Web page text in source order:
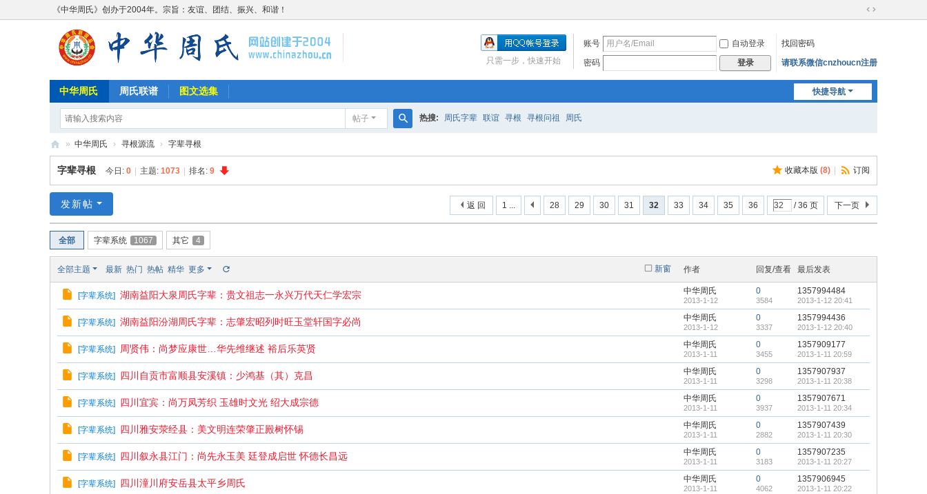
《中华周氏》创办于2004年。宗旨：友谊、团结、振兴、和谐！
切
宽
账号 自动登录
找回密码
密码
登录 请联系微信cnzhoucn注册
只需一步，快速开始
快捷导航
中华周氏 周氏联谱 图文选集
帖子
索
热搜: 周氏字辈 联谊 寻根 寻根问祖 周氏
《
中
周
氏
》
w
in
cn
» 中华周氏 › 寻根源流 › 字辈寻根
收藏本版 (8) 订阅
字辈寻根 今日: 0 主题: 1073 排名: 9
1 ... 28 29 30 31 32 33 34 35 36 / 36 页 下一页
返 回
发新帖
全部 字辈系统 1067 其它 4
新窗
全部主题 最新 热门 热帖 精华 更多 作者 回复/查看 最后发表
[字辈系统] 湖南益阳大泉周氏字辈：贵文祖志一永兴万代天仁学宏宗 中华周氏
2013-1-12
0
3584
1357994484
2013-1-12 20:41
[字辈系统] 湖南益阳汾湖周氏字辈：志肇宏昭列时旺玉堂轩国字必尚 中华周氏
2013-1-12
0
3337
1357994436
2013-1-12 20:40
[字辈系统] 周贤伟：尚梦应康世…华先维继述 裕后乐英贤 中华周氏
2013-1-11
0
3455
1357909177
2013-1-11 20:59
[字辈系统] 四川自贡市富顺县安溪镇：少鸿基（其）克昌 中华周氏
2013-1-11
0
3298
1357907937
2013-1-11 20:38
[字辈系统] 四川宜宾：尚万凤芳织 玉雄时文光 绍大成宗德 中华周氏
2013-1-11
0
3937
1357907671
2013-1-11 20:34
[字辈系统] 四川雅安荥经县：美文明连荣肇正殿树怀锡 中华周氏
2013-1-11
0
2882
1357907439
2013-1-11 20:30
[字辈系统] 四川叙永县江门：尚先永玉美 廷登成启世 怀德长昌远 中华周氏
2013-1-11
0
3183
1357907235
2013-1-11 20:27
[字辈系统] 四川潼川府安岳县太平乡周氏 中华周氏
2013-1-11
0
4062
1357906945
2013-1-11 20:22